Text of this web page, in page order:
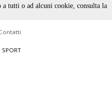
SPORT
tutti o ad alcuni cookie, consulta la